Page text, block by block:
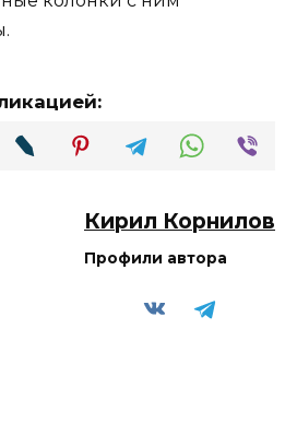
Кирил Корнилов
Профили автора